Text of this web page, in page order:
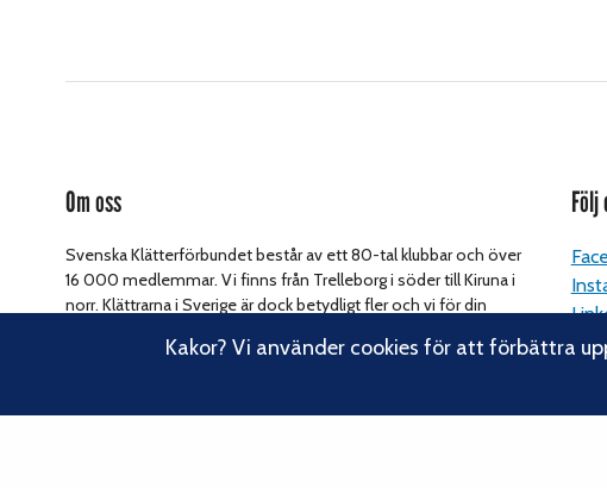
Om oss
Svenska Klätterförbundet består av ett 80-tal klubbar och över
16 000 medlemmar. Vi finns från Trelleborg i söder till Kiruna i
norr. Klättrarna i Sverige är dock betydligt fler och vi för din
hållbarhetsarbete.
Följ
Kakor? Vi använder cookies för att förbättra